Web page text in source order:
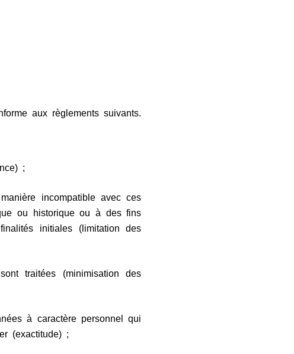
aux règlements suivants.
;
incompatible avec ces
ou historique ou à des fins
initiales (limitation des
traitées (minimisation des
à caractère personnel qui
(exactitude) ;